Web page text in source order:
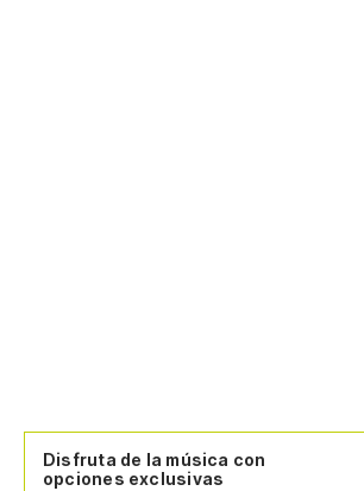
Disfruta de la música con
opciones exclusivas